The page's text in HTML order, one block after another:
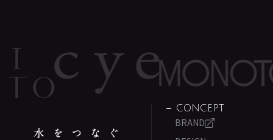
CONCEPT
BRAND